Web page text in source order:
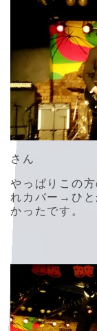
さん
やっぱりこの
れカバー→ひと
かったです。